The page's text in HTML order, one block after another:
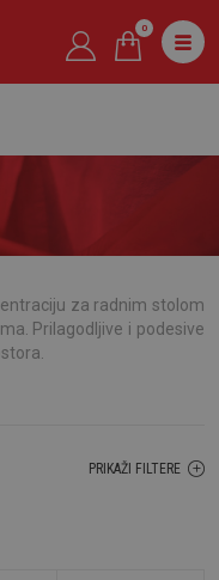
0
za radnim stolom
Prilagodljive i podesive
PRIKAŽI FILTERE